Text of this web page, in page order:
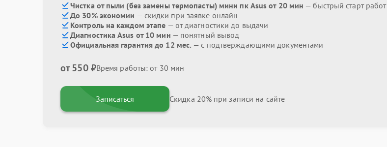
Чистка от пыли (без замены термопасты) мини пк Asus от 20 мин — быстрый старт работ
До 30% экономии — скидки при заявке онлайн
Контроль на каждом этапе — от диагностики до выдачи
Диагностика Asus от 10 мин — понятный вывод
Официальная гарантия до 12 мес. — с подтверждающими документами
от 550 ₽Время работы: от 30 мин
Записаться Скидка 20% при записи на сайте